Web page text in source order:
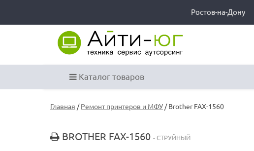
Ростов-на-Дону
Каталог товаров
Главная /Ремонт принтеров и МФУ / Brother FAX-1560
BROTHER FAX-1560 - СТРУЙНЫЙ